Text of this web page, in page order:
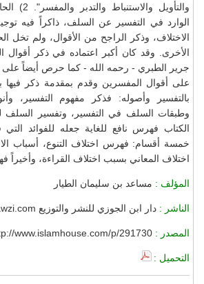
والتأويل
الوارد في التفسير عن السلف، ذاكراً فيه
الاختلاف، وذكر الراجح من الأقوال، ولم تخل
الأخرى. وقد كان أكبر اعتماده في ذكر
جرير الطبري - رحمه الله - كما حرص أيضاً على
على أقوال المفسرين وقدم بمقدمة ذكر فيها
بالتفسير وأصوله: فذكر مفهوم التفسير،
وطبقات السلف في التفسير، وتفسير السلف
الكتاب فهرس نافع للغاية جعله للفوائد
خمسة أقسام: فهرس اختلاف التنوع، أسباب
اختلاف المعاني بسبب اختلاف القراءة، وأخيراً
المؤلف : مساعد بن سليمان الطيار
الناشر : دار ابن الجوزي للنشر والتوزيع www.aljawzi.com
المصدر : www.islamhouse.com/p/291730
التحميل :